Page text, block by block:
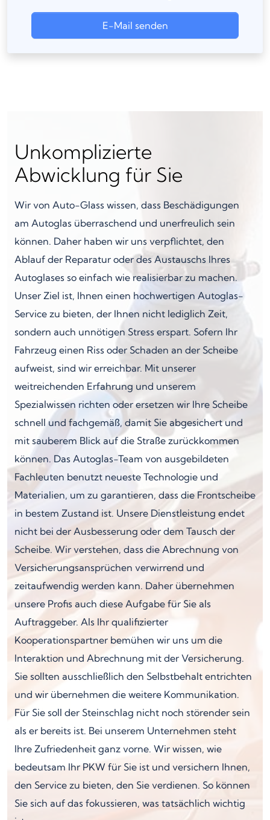
E-Mail senden
Unkomplizierte
Abwicklung für Sie
Wir von Auto-Glass wissen, dass Beschädigungen
am Autoglas überraschend und unerfreulich sein
können. Daher haben wir uns verpflichtet, den
Ablauf der Reparatur oder des Austauschs Ihres
Autoglases so einfach wie realisierbar zu machen.
Unser Ziel ist, Ihnen einen hochwertigen Autoglas-
Service zu bieten, der Ihnen nicht lediglich Zeit,
sondern auch unnötigen Stress erspart. Sofern Ihr
Fahrzeug einen Riss oder Schaden an der Scheibe
aufweist, sind wir erreichbar. Mit unserer
weitreichenden Erfahrung und unserem
Spezialwissen richten oder ersetzen wir Ihre Scheibe
schnell und fachgemäß, damit Sie abgesichert und
mit sauberem Blick auf die Straße zurückkommen
können. Das Autoglas-Team von ausgebildeten
Fachleuten benutzt neueste Technologie und
Materialien, um zu garantieren, dass die Frontscheibe
in bestem Zustand ist. Unsere Dienstleistung endet
nicht bei der Ausbesserung oder dem Tausch der
Scheibe. Wir verstehen, dass die Abrechnung von
Versicherungsansprüchen verwirrend und
zeitaufwendig werden kann. Daher übernehmen
unsere Profis auch diese Aufgabe für Sie als
Auftraggeber. Als Ihr qualifizierter
Kooperationspartner bemühen wir uns um die
Interaktion und Abrechnung mit der Versicherung.
Sie sollten ausschließlich den Selbstbehalt entrichten
und wir übernehmen die weitere Kommunikation.
Für Sie soll der Steinschlag nicht noch störender sein
als er bereits ist. Bei unserem Unternehmen steht
Ihre Zufriedenheit ganz vorne. Wir wissen, wie
bedeutsam Ihr PKW für Sie ist und versichern Ihnen,
den Service zu bieten, den Sie verdienen. So können
Sie sich auf das fokussieren, was tatsächlich wichtig